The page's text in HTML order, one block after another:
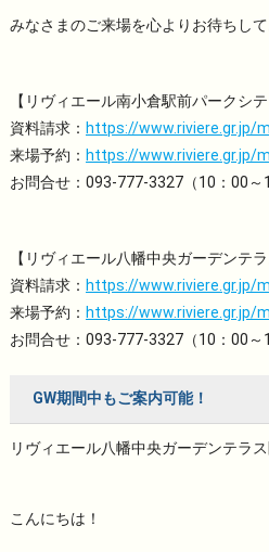
みなさまのご来場を心よりお待ちして
【リヴィエール南小倉駅前パークシテ
資料請求： https://www.riviere.gr.jp/
来場予約： https://www.riviere.gr.jp/
お問合せ：093-777-3327（10：00～
【リヴィエール八幡中央ガーデンテラ
資料請求： https://www.riviere.gr.jp/
来場予約： https://www.riviere.gr.jp/
お問合せ：093-777-3327（10：00～
GW期間中もご案内可能！
リヴィエール八幡中央ガーデンテラ
こんにちは！